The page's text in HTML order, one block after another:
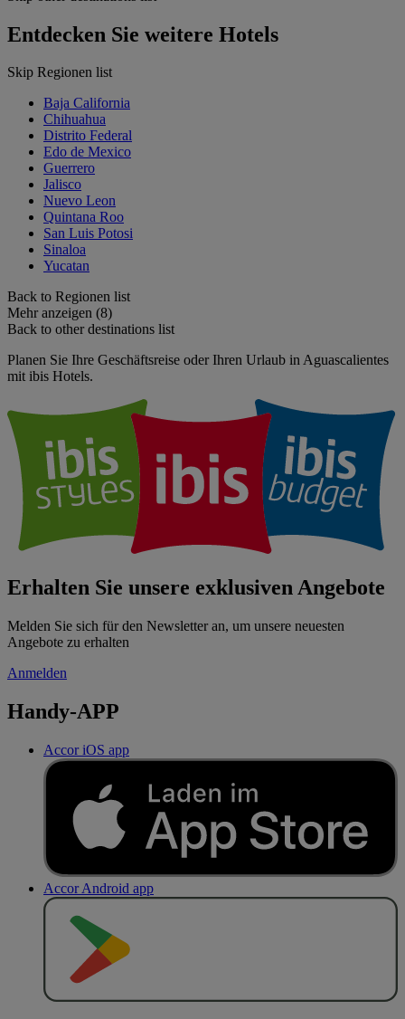
Entdecken Sie weitere Hotels
Skip Regionen list
Baja California
Chihuahua
Distrito Federal
Edo de Mexico
Guerrero
Jalisco
Nuevo Leon
Quintana Roo
San Luis Potosi
Sinaloa
Yucatan
Back to Regionen list
Mehr anzeigen (8)
Back to other destinations list
Planen Sie Ihre Geschäftsreise oder Ihren Urlaub in Aguascalientes
mit ibis Hotels.
Erhalten Sie unsere exklusiven Angebote
Melden Sie sich für den Newsletter an, um unsere neuesten
Angebote zu erhalten
Anmelden
Handy-APP
Accor iOS app
Accor Android app